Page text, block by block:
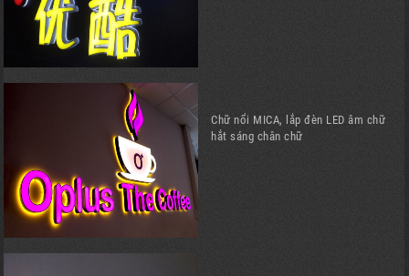
Chữ nổi MICA, lắp đèn LED âm chữ
hắt sáng chân chữ